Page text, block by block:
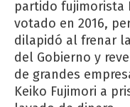
partido fujimorista
votado en 2016,
dilapidó al frenar
del Gobierno y
de grandes
Keiko Fujimori a